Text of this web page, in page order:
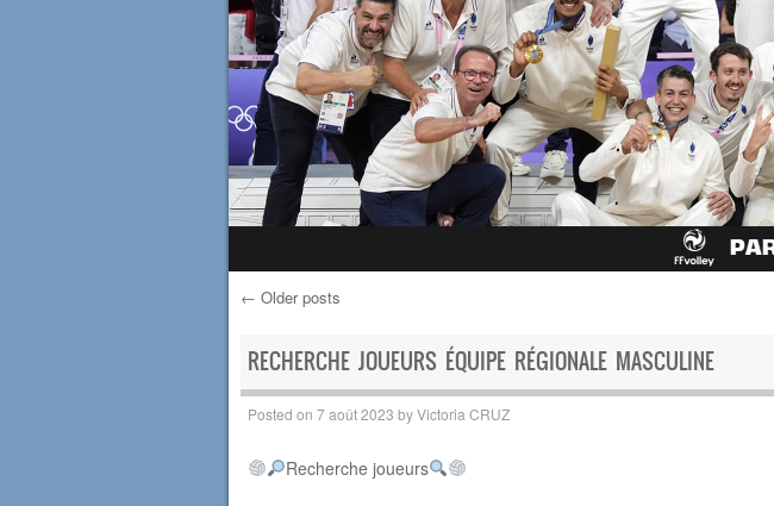
Post navigation
← Older posts
RECHERCHE JOUEURS ÉQUIPE RÉGIONALE MASCULINE
Posted on 7 août 2023 byVictoria CRUZ
Recherche joueurs